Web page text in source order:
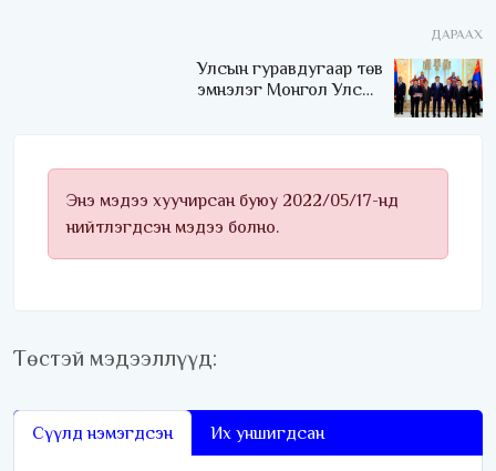
ДАРААХ
Улсын гуравдугаар төв
эмнэлэг Монгол Улсын
Энэ мэдээ хуучирсан буюу 2022/05/17-нд
нийтлэгдсэн мэдээ болно.
Төстэй мэдээллүүд:
Сүүлд нэмэгдсэн Их уншигдсан